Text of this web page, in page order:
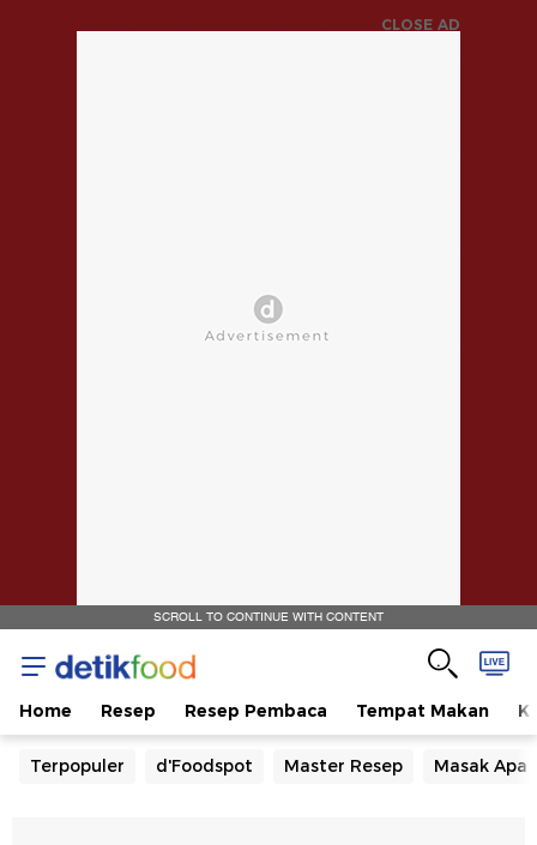
CLOSE AD
SCROLL TO CONTINUE WITH CONTENT
Home Resep Resep Pembaca Tempat Makan
Terpopuler d'Foodspot Master Resep Masak Apa